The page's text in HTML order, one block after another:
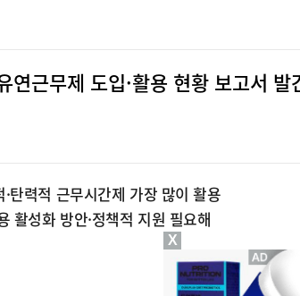
연근무제 도입·활용 현황 보고서 발
탄력적 근무시간제 가장 많이 활용
활성화 방안·정책적 지원 필요해
X